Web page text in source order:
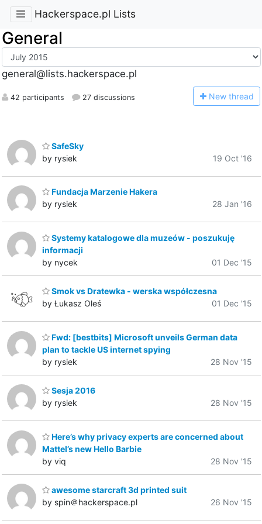
Hackerspace.pl Lists
General
general@lists.hackerspace.pl
42 participants 27 discussions New thread
SafeSky
by rysiek
19 Oct '16
Fundacja Marzenie Hakera
by rysiek
28 Jan '16
Systemy katalogowe dla muzeów - poszukuję
informacji
by nycek
01 Dec '15
Smok vs Dratewka - werska współczesna
by Łukasz Oleś
01 Dec '15
Fwd: [bestbits] Microsoft unveils German data
plan to tackle US internet spying
by rysiek
28 Nov '15
Sesja 2016
by rysiek
28 Nov '15
Here’s why privacy experts are concerned about
Mattel’s new Hello Barbie
by viq
28 Nov '15
awesome starcraft 3d printed suit
by spin＠hackerspace.pl
26 Nov '15